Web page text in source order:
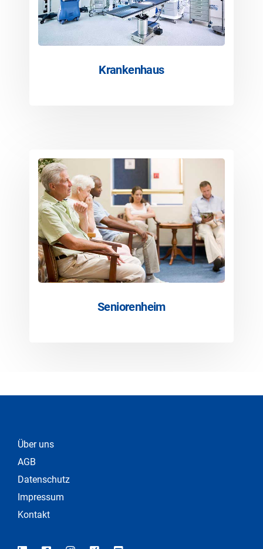
Krankenhaus
Seniorenheim
Über uns
AGB
Datenschutz
Impressum
Kontakt